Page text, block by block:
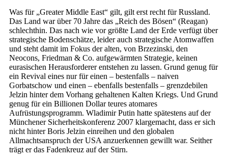
Was für „Greater Middle East“ gilt, gilt erst recht für Russland.
Das Land war über 70 Jahre das „Reich des Bösen“ (Reagan)
schlechthin. Das nach wie vor größte Land der Erde verfügt über
strategische Bodenschätze, leider auch strategische Atomwaffen
und steht damit im Fokus der alten, von Brzezinski, den
Neocons, Friedman & Co. aufgewärmten Strategie, keinen
eurasischen Herausforderer entstehen zu lassen. Grund genug für
ein Revival eines nur für einen – bestenfalls – naiven
Gorbatschow und einen – ebenfalls bestenfalls – grenzdebilen
Jelzin hinter dem Vorhang gehaltenen Kalten Kriegs. Und Grund
genug für ein Billionen Dollar teures atomares
Aufrüstungsprogramm. Wladimir Putin hatte spätestens auf der
Münchener Sicherheitskonferenz 2007 klargemacht, dass er sich
nicht hinter Boris Jelzin einreihen und den globalen
Allmachtsanspruch der USA anzuerkennen gewillt war. Seither
trägt er das Fadenkreuz auf der Stirn.